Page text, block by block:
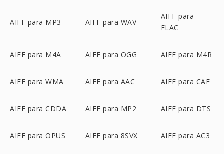
AIFF para MP3 AIFF para WAV
AIFF para
FLAC
AIFF para M4A AIFF para OGG AIFF para M4R
AIFF para WMA AIFF para AAC AIFF para CAF
AIFF para CDDA AIFF para MP2 AIFF para DTS
AIFF para OPUS AIFF para 8SVX AIFF para AC3